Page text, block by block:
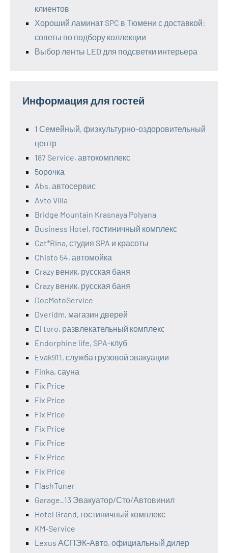
клиентов
Хороший ламинат SPC в Тюмени с доставкой:
советы по подбору коллекции
Выбор ленты LED для подсветки интерьера
Информация для гостей
1 Семейный, физкультурно-оздоровительный
центр
187 Service, автокомплекс
5орочка
Abs, автосервис
Avto Villa
Bridge Mountain Krasnaya Polyana
Business Hotel, гостиничный комплекс
Cat*Rina, студия SPA и красоты
Chisto 54, автомойка
Crazy веник, русская баня
Crazy веник, русская баня
DocMotoService
Dveridm, магазин дверей
El toro, развлекательный комплекс
Endorphine life, SPA-клуб
Evak911, служба грузовой эвакуации
Finka, сауна
Fix Price
Fix Price
Fix Price
Fix Price
Fix Price
Fix Price
Fix Price
FlashTuner
Garage_13 Эвакуатор/Сто/Автовинил
Hotel Grand, гостиничный комплекс
KM-Service
Lexus АСПЭК-Авто, официальный дилер